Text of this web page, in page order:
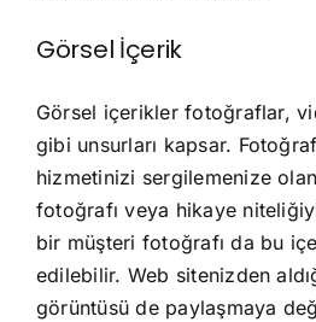
Görsel İçerik
Görsel içerikler fotoğraflar,
gibi unsurları kapsar.
hizmetinizi sergilemenize
fotoğrafı veya hikaye
bir müşteri fotoğrafı da bu
edilebilir. Web sitenizden
görüntüsü de paylaşmaya